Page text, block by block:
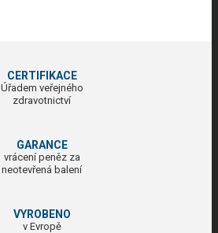
CERTIFIKACE
Úřadem veřejného
zdravotnictví
GARANCE
vrácení peněz za
neotevřená balení
VYROBENO
v Evropě